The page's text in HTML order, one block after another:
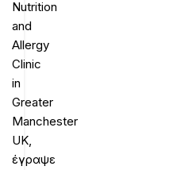
Nutrition
and
Allergy
Clinic
in
Greater
Manchester
UK,
έγραψε